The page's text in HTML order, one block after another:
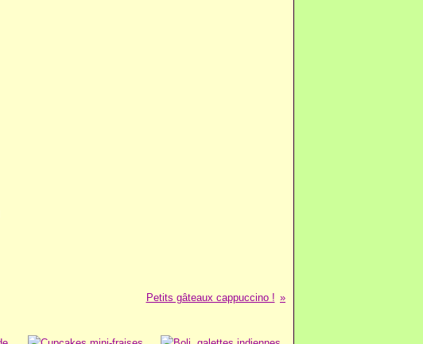
Petits gâteaux cappuccino !